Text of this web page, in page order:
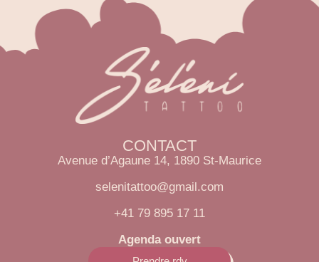
CONTACT
Avenue d’Agaune 14, 1890 St-Maurice
selenitattoo@gmail.com
+41 79 895 17 11
Agenda ouvert